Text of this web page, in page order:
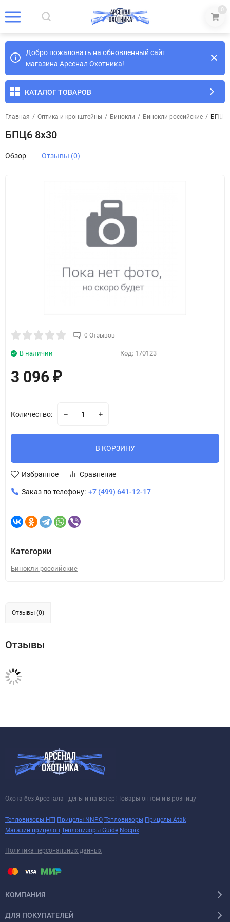
0
Добро пожаловать на обновленный сайт
магазина Арсенал Охотника!
КАТАЛОГ ТОВАРОВ
Главная / Оптика и кронштейны / Бинокли / Бинокли российские / БПЦ6
БПЦ6 8х30
Обзор Отзывы (0)
0 Отзывов
Код: 170123
В наличии
3 096 ₽
Количество:
В КОРЗИНУ
Избранное Сравнение
Заказ по телефону: +7 (499) 641-12-17
Категории
Бинокли российские
Отзывы (0)
Отзывы
Охота без Арсенала - деньги на ветер! Товары оптом и в розницу
Тепловизоры HTI Прицелы NNPO Тепловизоры Прицелы Atak
Магазин прицелов Тепловизоры Guide Nocpix
Политика персональных данных
КОМПАНИЯ
ДЛЯ ПОКУПАТЕЛЕЙ